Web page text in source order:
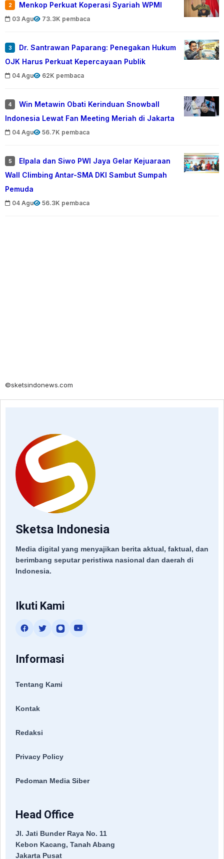
2 Menkop Perkuat Koperasi Syariah WPMI
03 Agu 73.3K pembaca
3
Dr. Santrawan Paparang: Penegakan Hukum
OJK Harus Perkuat Kepercayaan Publik
04 Agu 62K pembaca
4
Win Metawin Obati Kerinduan Snowball
Indonesia Lewat Fan Meeting Meriah di Jakarta
04 Agu 56.7K pembaca
5
Elpala dan Siwo PWI Jaya Gelar Kejuaraan
Wall Climbing Antar-SMA DKI Sambut Sumpah
Pemuda
04 Agu 56.3K pembaca
©sketsindonews.com
Sketsa Indonesia
Media digital yang menyajikan berita aktual, faktual, dan
berimbang seputar peristiwa nasional dan daerah di
Indonesia.
Ikuti Kami
Informasi
Tentang Kami
Kontak
Redaksi
Privacy Policy
Pedoman Media Siber
Head Office
Jl. Jati Bunder Raya No. 11
Kebon Kacang, Tanah Abang
Jakarta Pusat